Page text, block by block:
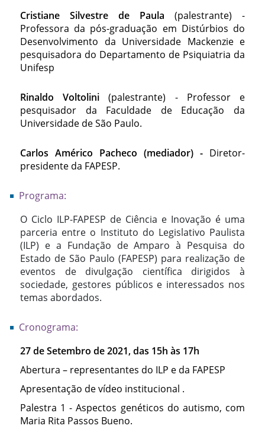
Cristiane Silvestre de Paula (palestrante) -
Professora da pós-graduação em Distúrbios do
Desenvolvimento da Universidade Mackenzie e
pesquisadora do Departamento de Psiquiatria da
Unifesp
Rinaldo Voltolini(palestrante) - Professor e
pesquisador da Faculdade de Educação da
Universidade de São Paulo.
Carlos Américo Pacheco (mediador) - Diretor-
presidente da FAPESP.
Programa:
O Ciclo ILP-FAPESP de Ciência e Inovação é uma
parceria entre o Instituto do Legislativo Paulista
(ILP) e a Fundação de Amparo à Pesquisa do
Estado de São Paulo (FAPESP) para realização de
eventos de divulgação científica dirigidos à
sociedade, gestores públicos e interessados nos
temas abordados.
Cronograma:
27 de Setembro de 2021, das 15h às 17h
Abertura – representantes do ILP e da FAPESP
Apresentação de vídeo institucional .
Palestra 1 - Aspectos genéticos do autismo, com
Maria Rita Passos Bueno.